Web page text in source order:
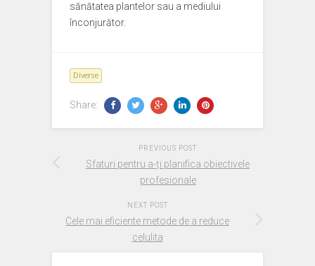
sănătatea plantelor sau a mediului
înconjurător.
Diverse
Share:
PREVIOUS POST
Sfaturi pentru a-ți planifica obiectivele
profesionale
NEXT POST
Cele mai eficiente metode de a reduce
celulita